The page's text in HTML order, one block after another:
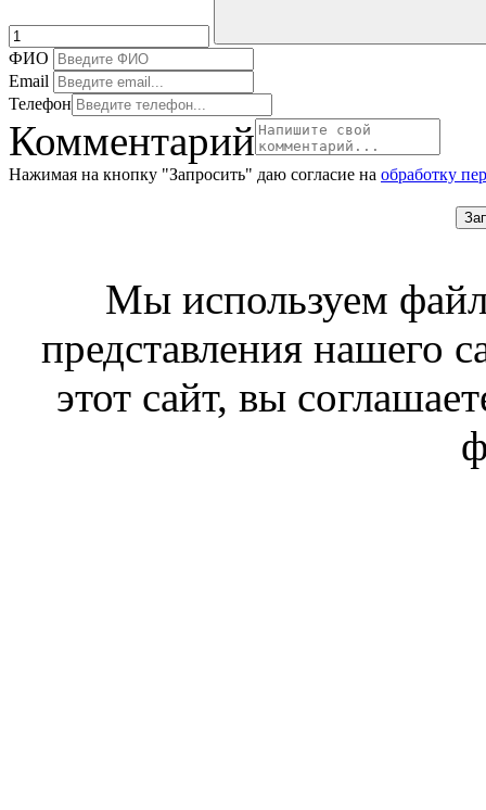
ФИО
Email
Телефон
Комментарий
Нажимая на кнопку "Запросить" даю согласие на обработку
Мы используем
представления нашего
этот сайт, вы